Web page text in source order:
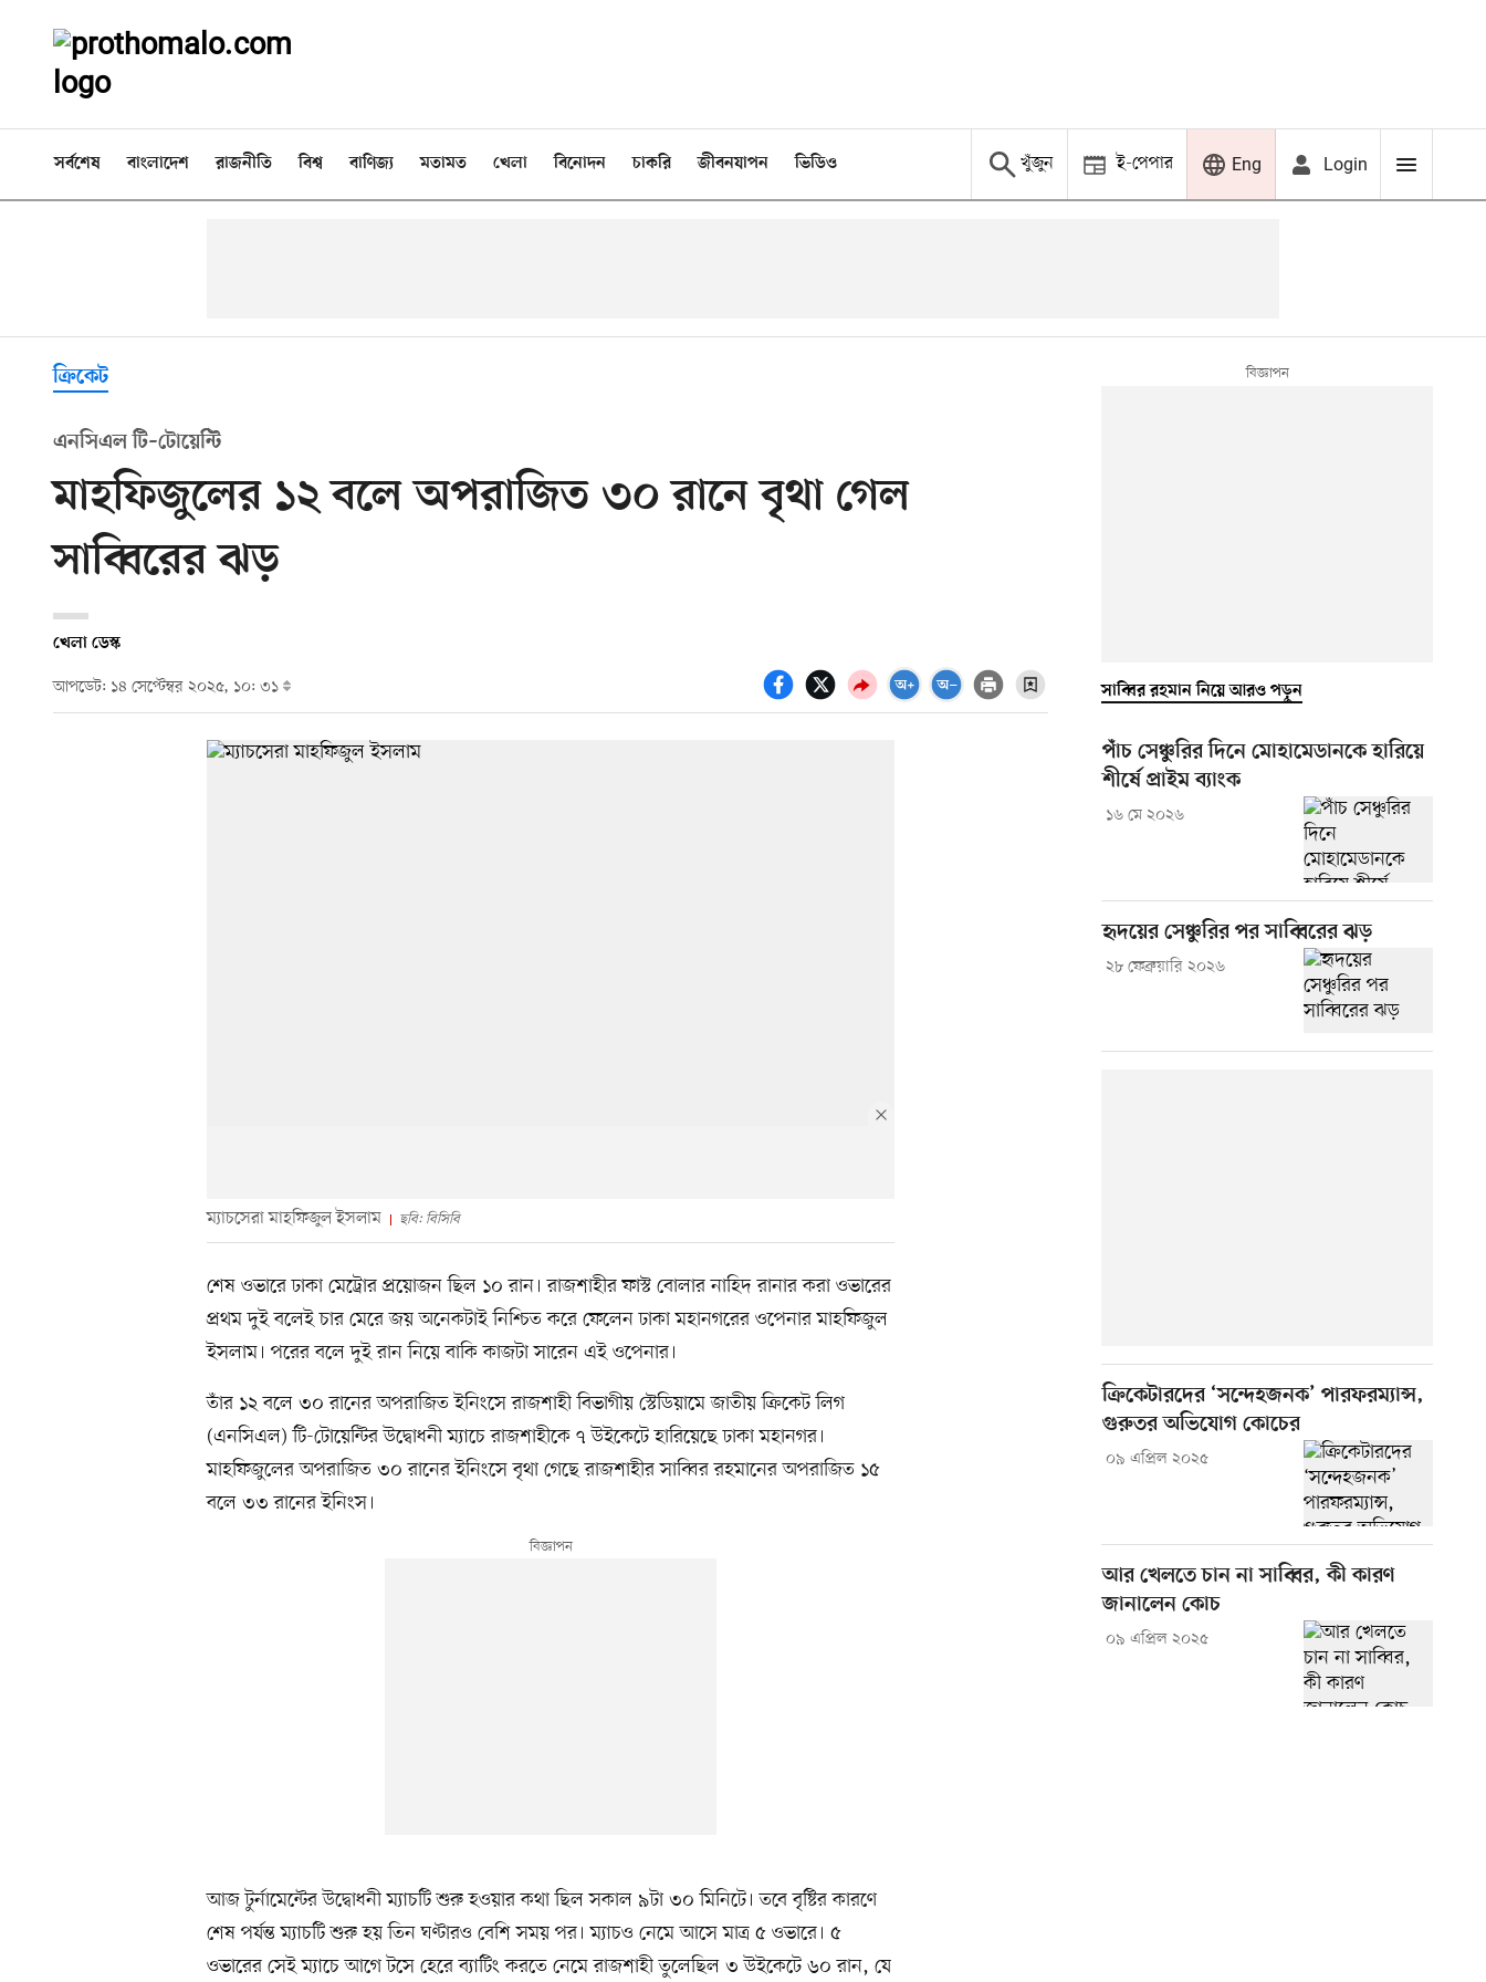
সর্বশেষ বাংলাদেশ রাজনীতি বিশ্ব বাণিজ্য মতামত খেলা বিনোদন চাকরি জীবনযাপন ভিডিও খুঁজুন ই-পেপার Eng Login
ক্রিকেট
এনসিএল টি–টোয়েন্টি
মাহফিজুলের ১২ বলে অপরাজিত ৩০ রানে বৃথা গেল
সাব্বিরের ঝড়
খেলা ডেস্ক
আপডেট: ১৪ সেপ্টেম্বর ২০২৫, ১০: ৩১
ম্যাচসেরা মাহফিজুল ইসলাম ছবি: বিসিবি
শেষ ওভারে ঢাকা মেট্রোর প্রয়োজন ছিল ১০ রান। রাজশাহীর ফাস্ট বোলার নাহিদ রানার করা ওভারের
প্রথম দুই বলেই চার মেরে জয় অনেকটাই নিশ্চিত করে ফেলেন ঢাকা মহানগরের ওপেনার মাহফিজুল
ইসলাম। পরের বলে দুই রান নিয়ে বাকি কাজটা সারেন এই ওপেনার।
তাঁর ১২ বলে ৩০ রানের অপরাজিত ইনিংসে রাজশাহী বিভাগীয় স্টেডিয়ামে জাতীয় ক্রিকেট লিগ
(এনসিএল) টি-টোয়েন্টির উদ্বোধনী ম্যাচে রাজশাহীকে ৭ উইকেটে হারিয়েছে ঢাকা মহানগর।
মাহফিজুলের অপরাজিত ৩০ রানের ইনিংসে বৃথা গেছে রাজশাহীর সাব্বির রহমানের অপরাজিত ১৫
বলে ৩৩ রানের ইনিংস।
আজ টুর্নামেন্টের উদ্বোধনী ম্যাচটি শুরু হওয়ার কথা ছিল সকাল ৯টা ৩০ মিনিটে। তবে বৃষ্টির কারণে
শেষ পর্যন্ত ম্যাচটি শুরু হয় তিন ঘণ্টারও বেশি সময় পর। ম্যাচও নেমে আসে মাত্র ৫ ওভারে। ৫
ওভারের সেই ম্যাচে আগে টসে হেরে ব্যাটিং করতে নেমে রাজশাহী তুলেছিল ৩ উইকেটে ৬০ রান, যে
সাব্বির রহমান নিয়ে আরও পড়ুন
পাঁচ সেঞ্চুরির দিনে মোহামেডানকে হারিয়ে
শীর্ষে প্রাইম ব্যাংক
১৬ মে ২০২৬
হৃদয়ের সেঞ্চুরির পর সাব্বিরের ঝড়
২৮ ফেব্রুয়ারি ২০২৬
ক্রিকেটারদের ‘সন্দেহজনক’ পারফরম্যান্স,
গুরুতর অভিযোগ কোচের
০৯ এপ্রিল ২০২৫
আর খেলতে চান না সাব্বির, কী কারণ
জানালেন কোচ
০৯ এপ্রিল ২০২৫